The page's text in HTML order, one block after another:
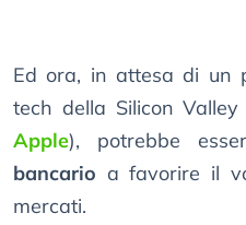
Ed ora, in attesa di un
tech della Silicon
Apple), potrebbe
bancario a favorire il
mercati.